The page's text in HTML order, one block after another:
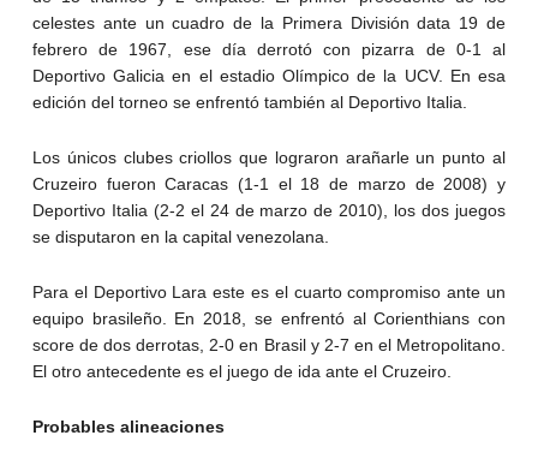
celestes ante un cuadro de la Primera División data 19 de
febrero de 1967, ese día derrotó con pizarra de 0-1 al
Deportivo Galicia en el estadio Olímpico de la UCV. En esa
edición del torneo se enfrentó también al Deportivo Italia.
Los únicos clubes criollos que lograron arañarle un punto al
Cruzeiro fueron Caracas (1-1 el 18 de marzo de 2008) y
Deportivo Italia (2-2 el 24 de marzo de 2010), los dos juegos
se disputaron en la capital venezolana.
Para el Deportivo Lara este es el cuarto compromiso ante un
equipo brasileño. En 2018, se enfrentó al Corienthians con
score de dos derrotas, 2-0 en Brasil y 2-7 en el Metropolitano.
El otro antecedente es el juego de ida ante el Cruzeiro.
Probables alineaciones